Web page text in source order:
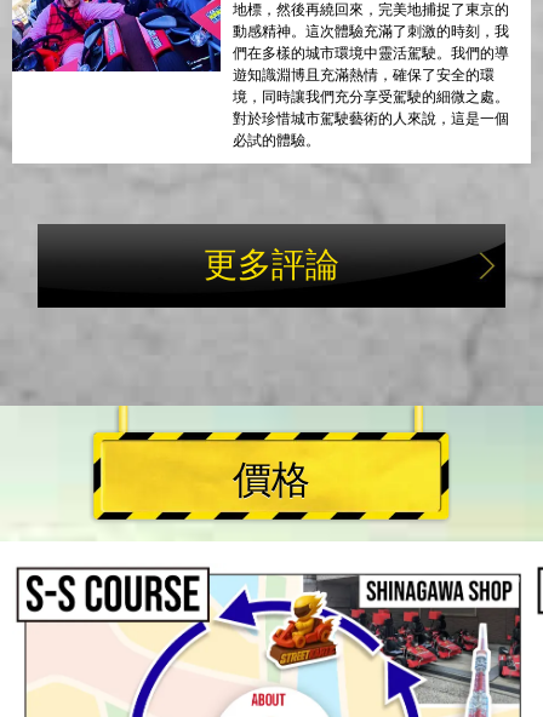
地標，然後再繞回來，完美地捕捉了東京的
動感精神。這次體驗充滿了刺激的時刻，我
們在多樣的城市環境中靈活駕駛。我們的導
遊知識淵博且充滿熱情，確保了安全的環
境，同時讓我們充分享受駕駛的細微之處。
對於珍惜城市駕駛藝術的人來說，這是一個
必試的體驗。
更多評論
價格